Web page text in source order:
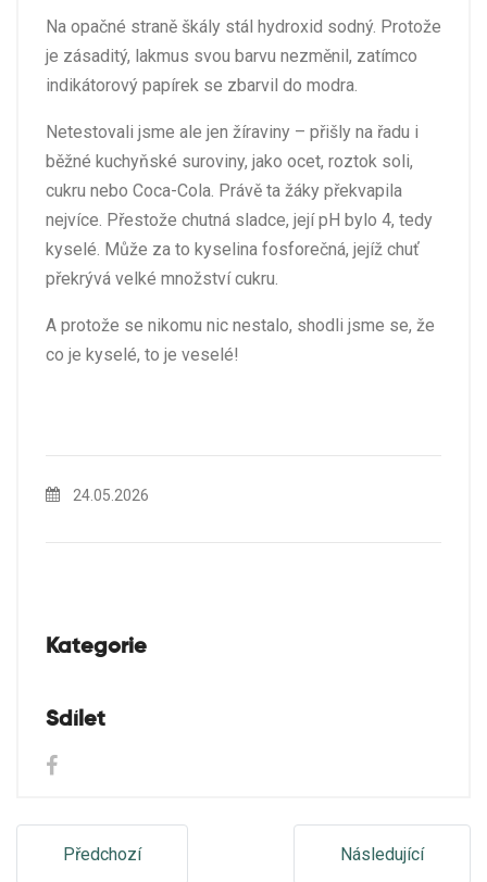
Na opačné straně škály stál hydroxid sodný. Protože
je zásaditý, lakmus svou barvu nezměnil, zatímco
indikátorový papírek se zbarvil do modra.
Netestovali jsme ale jen žíraviny – přišly na řadu i
běžné kuchyňské suroviny, jako ocet, roztok soli,
cukru nebo Coca-Cola. Právě ta žáky překvapila
nejvíce. Přestože chutná sladce, její pH bylo 4, tedy
kyselé. Může za to kyselina fosforečná, jejíž chuť
překrývá velké množství cukru.
A protože se nikomu nic nestalo, shodli jsme se, že
co je kyselé, to je veselé!
24.05.2026
Kategorie
Sdílet
Předchozí Následující